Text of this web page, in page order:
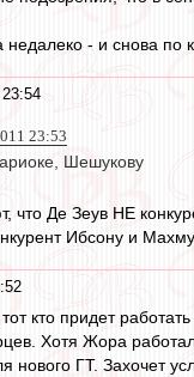
- и снова по
23:53
Шешукову
что Де Зеув НЕ
Ибсону и
тот кто придет
Хотя Жора
нового ГТ. Захочет